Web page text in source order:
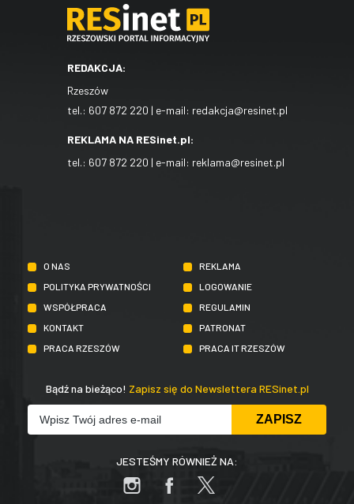
REDAKCJA:
Rzeszów
tel.: 607 872 220 | e-mail: redakcja@resinet.pl
REKLAMA NA RESinet.pl:
tel.: 607 872 220 | e-mail: reklama@resinet.pl
O NAS
REKLAMA
POLITYKA PRYWATNOŚCI
LOGOWANIE
WSPÓŁPRACA
REGULAMIN
KONTAKT
PATRONAT
PRACA RZESZÓW
PRACA IT RZESZÓW
Bądź na bieżąco! Zapisz się do Newslettera RESinet.pl
JESTEŚMY RÓWNIEŻ NA: